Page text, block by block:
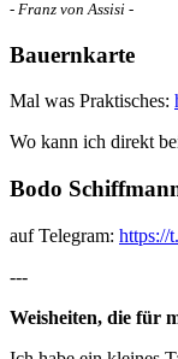
- Franz von Assisi -
Bauernkarte
Mal was Praktisches:
Wo kann ich direkt
Bodo
auf Telegram: https://
---
Weisheiten, die für